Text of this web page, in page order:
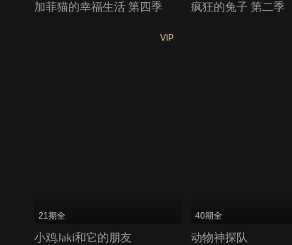
加菲猫的幸福生活 第四季 疯狂的兔子 第二季
VIP
21期全
小鸡Jaki和它的朋友
40期全
动物神探队